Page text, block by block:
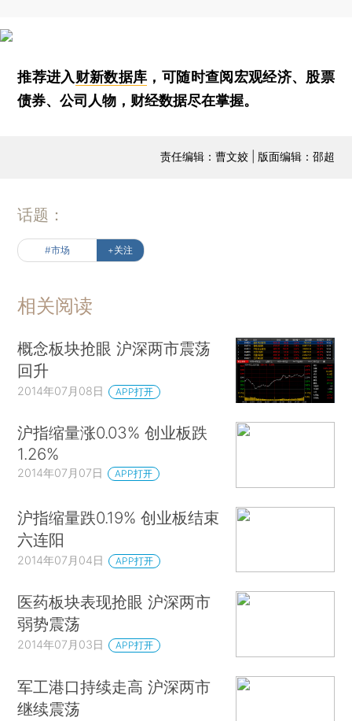
推荐进入财新数据库 ，可随时查阅宏观经济、股票
债券、公司人物，财经数据尽在掌握。
责任编辑：曹文姣 | 版面编辑：邵超
话题：
#市场 +关注
相关阅读
概念板块抢眼 沪深两市震荡
回升
2014年07月08日 APP打开
沪指缩量涨0.03% 创业板跌
1.26%
2014年07月07日 APP打开
沪指缩量跌0.19% 创业板结束
六连阳
2014年07月04日 APP打开
医药板块表现抢眼 沪深两市
弱势震荡
2014年07月03日 APP打开
军工港口持续走高 沪深两市
继续震荡